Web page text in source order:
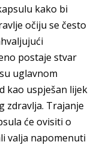
kako bi
očiju se često
postaje stvar
uglavnom
kao uspješan lijek
zdravlja. Trajanje
će ovisiti o
valja napomenuti